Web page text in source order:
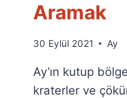
Aramak
By
Fuat
Özyar
30 Eylül 2021 Ay
Ay’ın kutup
kraterler ve